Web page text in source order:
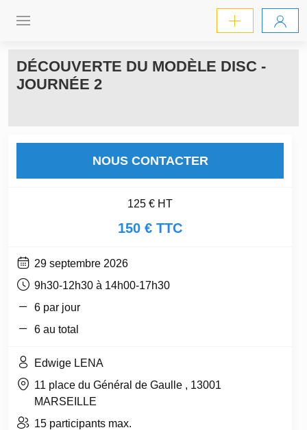
DÉCOUVERTE DU MODÈLE DISC -
JOURNÉE 2
NOUS CONTACTER
125 € HT
150 € TTC
29 septembre 2026
9h30-12h30 à 14h00-17h30
6 par jour
6 au total
Edwige LENA
11 place du Général de Gaulle , 13001
MARSEILLE
15 participants max.